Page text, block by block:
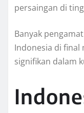
persaingan di
Banyak
Indonesia di final
signifikan dalam